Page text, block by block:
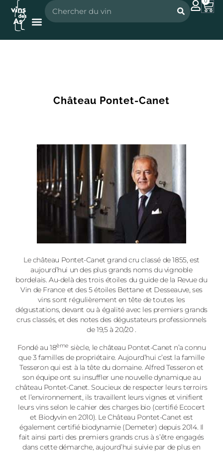
Château Pontet-Canet
Le château Pontet-Canet grand cru classé de 1855, est
aujourd’hui un des plus grands noms du vignoble
bordelais. Au-delà des trois étoiles du guide de la Revue du
Vin de France et des 5 étoiles Bettane et Desseauve, ses
vins sont régulièrement en tête de toutes les
dégustations, devant ou à égalité avec les premiers grands
crus classés, et des notes des dégustateurs professionnels
de 19,5 à 20/20 .
Fondé au 18ème siècle, le château Pontet-Canet n’a connu
que 3 familles de propriétaire. Aujourd’hui c’est la famille
Tesseron qui est à la tête du domaine. Alfred Tesseron et
son équipe ont su insuffler une nouvelle dynamique au
château Pontet-Canet. Soucieux de respecter leurs terroirs
et l’environnement, ils travaillent leurs vignes et vinifient
leurs vins selon le cahier des charges bio (certifié Ecocert
et Biodyvin en 2010). Le Château Pontet-Canet est
également certifié biodynamie (Demeter) depuis 2014. Il
fait ainsi parti des premiers grands crus à s’être engagés
dans cette démarche, aujourd’hui suivie par de plus en